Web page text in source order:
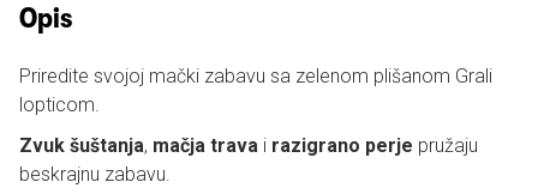
Opis
Priredite svojoj mački zabavu sa zelenom plišanom Grali
lopticom.
Zvuk šuštanja, mačja trava i razigrano perje pružaju
beskrajnu zabavu.